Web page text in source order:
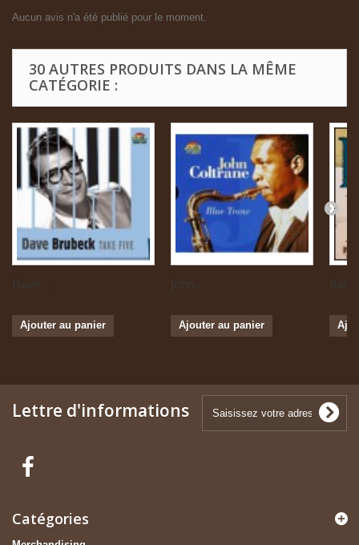
Aucun avis n'a été publié pour le moment.
30 AUTRES PRODUITS DANS LA MÊME
CATÉGORIE :
Dave...
Ajouter au panier
John...
Ajouter au panier
Raw
Lettre d'informations
Catégories